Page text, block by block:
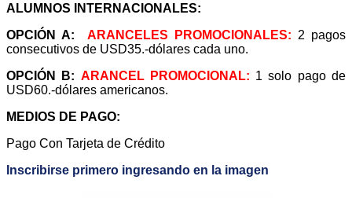
A LUMNOS INTERNACIONALES:
OPCIÓN A:
ARANCELES PROMOCIONALES: 2 pagos
consecutivos de USD35.-dólares cada uno.
OPCIÓN B: ARANCEL PROMOCIONAL: 1 solo pago de
USD60.-dólares americanos.
MEDIOS DE PAGO:
Pago Con Tarjeta de Crédito
Inscribirse primero ingresando en la imagen